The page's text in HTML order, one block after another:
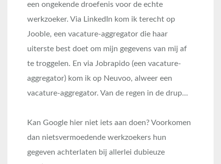
een ongekende droefenis voor de echte
werkzoeker. Via LinkedIn kom ik terecht op
Jooble, een vacature-aggregator die haar
uiterste best doet om mijn gegevens van mij af
te troggelen. En via Jobrapido (een vacature-
aggregator) kom ik op Neuvoo, alweer een
vacature-aggregator. Van de regen in de drup…
Kan Google hier niet iets aan doen? Voorkomen
dan nietsvermoedende werkzoekers hun
gegeven achterlaten bij allerlei dubieuze